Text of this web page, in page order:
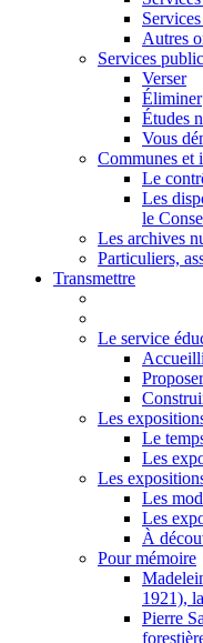
Autres
Services
Verser
Éliminer
Études
Vous
Communes et
Le
Les
le
Les archives
Particuliers,
Transmettre
Le service
Proposer
Les
Le
Les
Les
Les
Les
À
Pour mémoire
1921),
Pierre